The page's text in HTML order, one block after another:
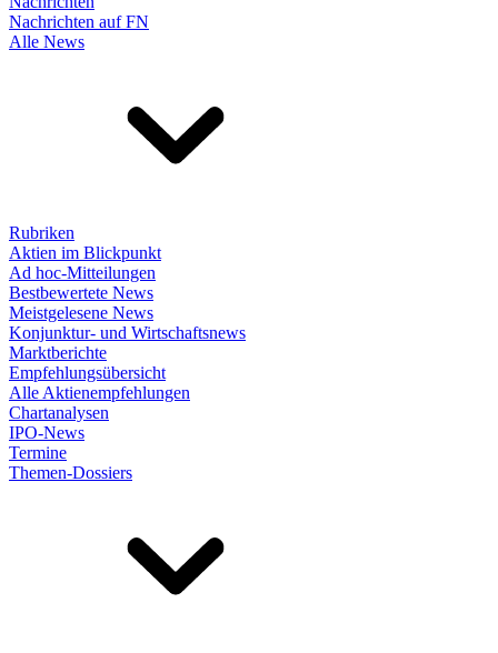
Nachrichten auf FN
Alle News
Rubriken
Aktien im Blickpunkt
Ad hoc-Mitteilungen
Bestbewertete News
Meistgelesene News
Konjunktur- und Wirtschaftsnews
Marktberichte
Empfehlungsübersicht
Alle Aktienempfehlungen
Chartanalysen
IPO-News
Termine
Themen-Dossiers